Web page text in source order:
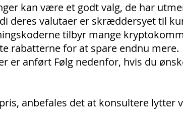
kan være et godt valg, de har
deres valutaer er skræddersyet til
tilbyr mange
rabatterne for at spare endnu mere.
er anført Følg nedenfor, hvis du
anbefales det at konsultere lytter